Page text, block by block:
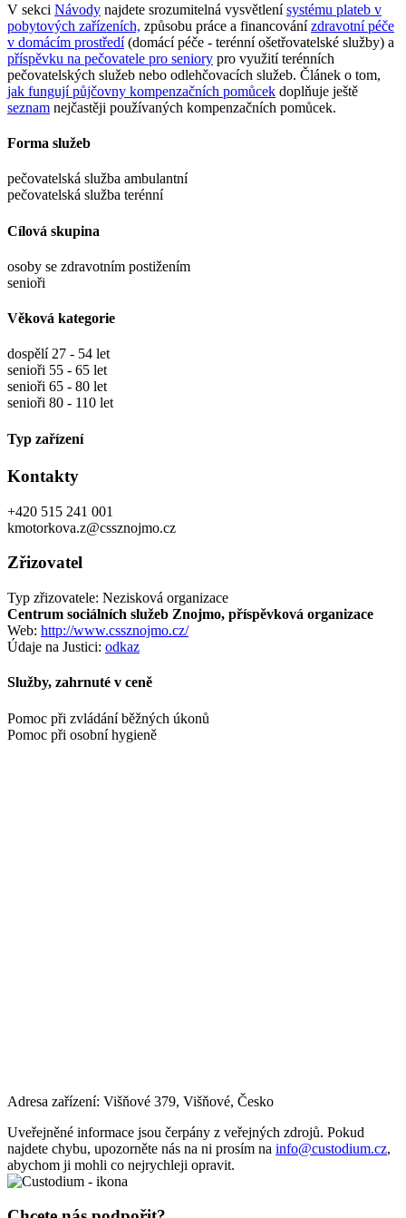
V sekci Návody najdete srozumitelná vysvětlenísystému plateb v
pobytových zařízeních, způsobu práce a financovánízdravotní péče
v domácím prostředí(domácí péče - terénní ošetřovatelské služby) a
příspěvku na pečovatele pro seniory pro využití terénních
pečovatelských služeb nebo odlehčovacích služeb. Článek o tom,
jak fungují půjčovny kompenzačních pomůcek doplňuje ještě
seznam nejčastěji používaných kompenzačních pomůcek.
Forma služeb
pečovatelská služba ambulantní
pečovatelská služba terénní
Cílová skupina
osoby se zdravotním postižením
senioři
Věková kategorie
dospělí 27 - 54 let
senioři 55 - 65 let
senioři 65 - 80 let
senioři 80 - 110 let
Typ zařízení
Kontakty
+420 515 241 001
kmotorkova.z@cssznojmo.cz
Zřizovatel
Typ zřizovatele: Nezisková organizace
Centrum sociálních služeb Znojmo, příspěvková organizace
Web: http://www.cssznojmo.cz/
Údaje na Justici: odkaz
Služby, zahrnuté v ceně
Pomoc při zvládání běžných úkonů
Pomoc při osobní hygieně
Adresa zařízení: Višňové 379, Višňové, Česko
Uveřejněné informace jsou čerpány z veřejných zdrojů. Pokud
najdete chybu, upozorněte nás na ni prosím na info@custodium.cz,
abychom ji mohli co nejrychleji opravit.